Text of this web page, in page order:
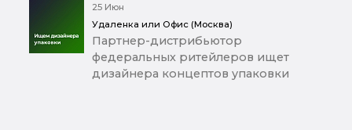
25 Июн
Удаленка или Офис (Москва)
Партнер-дистрибьютор
федеральных ритейлеров ищет
дизайнера концептов упаковки